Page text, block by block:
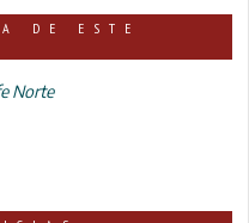
DE ESTE
Norte